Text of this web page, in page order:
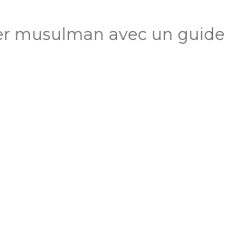
musulman avec un guide